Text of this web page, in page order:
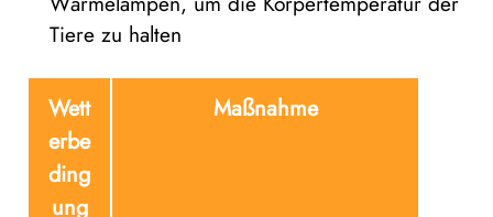
Tiere zu halten
Wett
erbe
ding
ung
Maßnahme